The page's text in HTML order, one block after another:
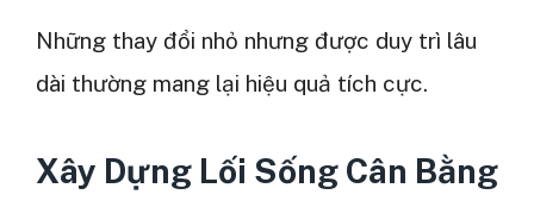
Những thay đổi nhỏ nhưng được duy trì lâu
dài thường mang lại hiệu quả tích cực.
Xây Dựng Lối Sống Cân Bằng